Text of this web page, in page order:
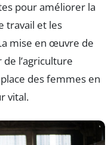
pour améliorer la
travail et les
mise en œuvre de
l’agriculture
des femmes en
vital.